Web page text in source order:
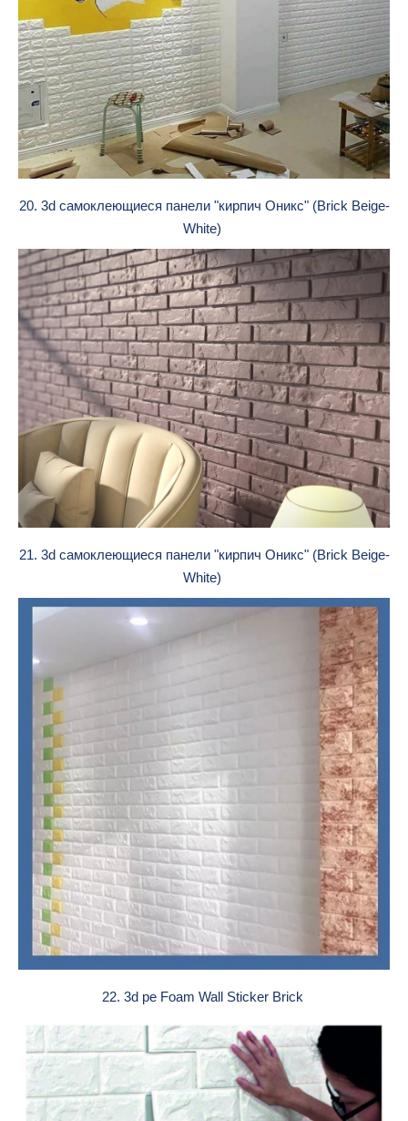
20. 3d cамоклеющиеся панели "кирпич Оникс" (Brick Beige-
White)
21. 3d cамоклеющиеся панели "кирпич Оникс" (Brick Beige-
White)
22. 3d pe Foam Wall Sticker Brick